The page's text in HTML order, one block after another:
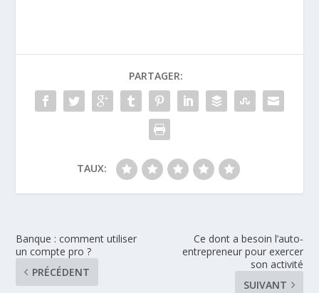
PARTAGER:
TAUX:
Banque : comment utiliser
un compte pro ?
PRÉCÉDENT
Ce dont a besoin l’auto-
entrepreneur pour exercer
son activité
SUIVANT